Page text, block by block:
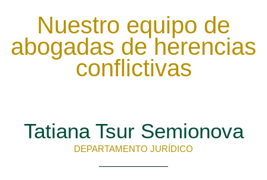
Nuestro equipo de
abogadas de herencias
conflictivas
Tatiana Tsur Semionova
DEPARTAMENTO JURÍDICO